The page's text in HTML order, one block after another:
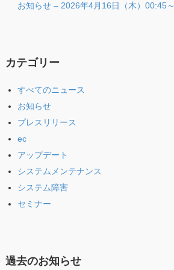
お知らせ – 2026年4月16日（木）00:45～
カテゴリー
すべてのニュース
お知らせ
プレスリリース
ec
アップデート
システムメンテナンス
システム障害
セミナー
過去のお知らせ